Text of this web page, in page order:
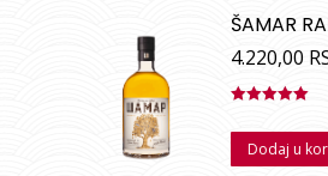
ŠAMAR
4.220,00
sa5.00od
Dodaj u